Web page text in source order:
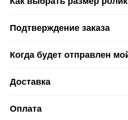
Подтверждение заказа
Когда будет отправлен
Доставка
Оплата